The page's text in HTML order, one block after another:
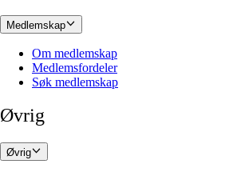
Medlemskap
Om medlemskap
Medlemsfordeler
Søk medlemskap
Øvrig
Øvrig